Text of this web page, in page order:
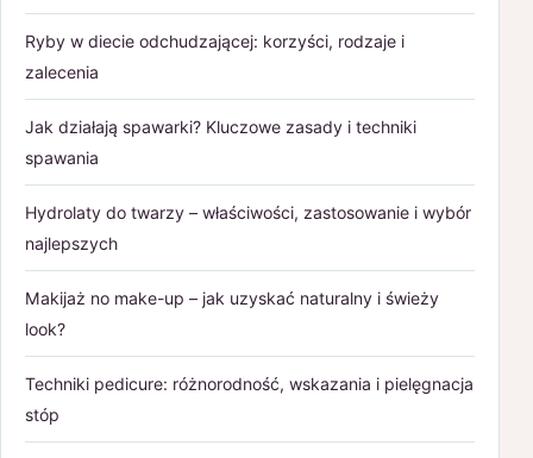
Ryby w diecie odchudzającej: korzyści, rodzaje i
zalecenia
Jak działają spawarki? Kluczowe zasady i techniki
spawania
Hydrolaty do twarzy – właściwości, zastosowanie i wybór
najlepszych
Makijaż no make-up – jak uzyskać naturalny i świeży
look?
Techniki pedicure: różnorodność, wskazania i pielęgnacja
stóp